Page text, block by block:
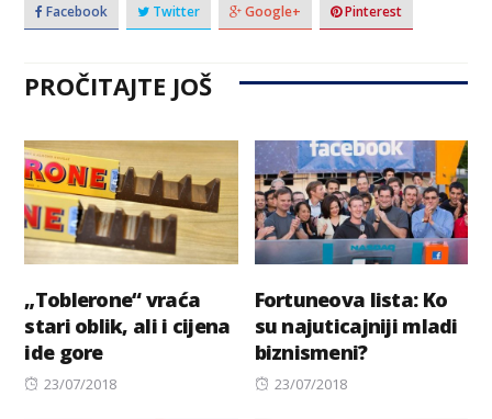
Facebook Twitter Google+ Pinterest
PROČITAJTE JOŠ
„Toblerone“ vraća
stari oblik, ali i cijena
ide gore
Posted
23/07/2018
Fortuneova lista: Ko
su najuticajniji mladi
biznismeni?
Posted
23/07/2018